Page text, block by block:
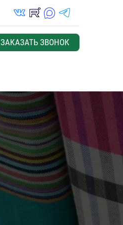
vk_in rutube_in max_s telegrams_in
ЗАКАЗАТЬ ЗВОНОК